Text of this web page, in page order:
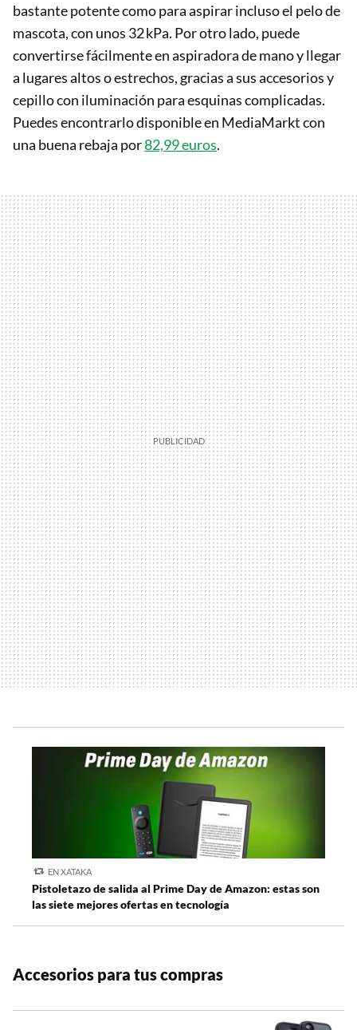
bastante potente como para aspirar incluso el pelo de
mascota, con unos 32 kPa. Por otro lado, puede
convertirse fácilmente en aspiradora de mano y llegar
a lugares altos o estrechos, gracias a sus accesorios y
cepillo con iluminación para esquinas complicadas.
Puedes encontrarlo disponible en MediaMarkt con
una buena rebaja por82,99 euros.
EN XATAKA
Pistoletazo de salida al Prime Day de Amazon: estas son
las siete mejores ofertas en tecnología
Accesorios para tus compras